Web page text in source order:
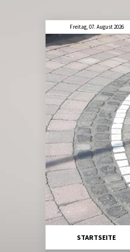
Freitag, 07. August 2026
STARTSEITE